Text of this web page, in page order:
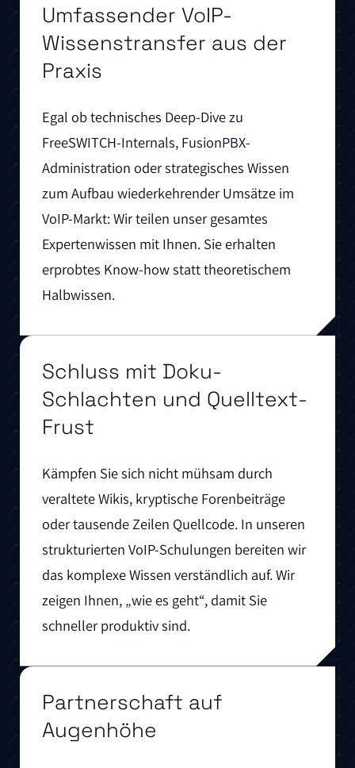
Umfassender VoIP-
Wissenstransfer aus der
Praxis
Egal ob technisches Deep-Dive zu
FreeSWITCH-Internals, FusionPBX-
Administration oder strategisches Wissen
zum Aufbau wiederkehrender Umsätze im
VoIP-Markt: Wir teilen unser gesamtes
Expertenwissen mit Ihnen. Sie erhalten
erprobtes Know-how statt theoretischem
Halbwissen.
Schluss mit Doku-
Schlachten und Quelltext-
Frust
Kämpfen Sie sich nicht mühsam durch
veraltete Wikis, kryptische Forenbeiträge
oder tausende Zeilen Quellcode. In unseren
strukturierten VoIP-Schulungen bereiten wir
das komplexe Wissen verständlich auf. Wir
zeigen Ihnen, „wie es geht“, damit Sie
schneller produktiv sind.
Partnerschaft auf
Augenhöhe